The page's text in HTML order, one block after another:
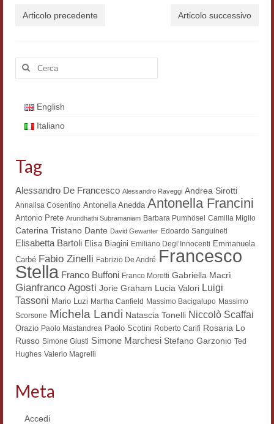
Articolo precedente Articolo successivo
Cerca:
English
Italiano
Tag
Alessandro De Francesco Alessandro Raveggi Andrea Sirotti
Annalisa Cosentino Antonella Anedda Antonella Francini
Antonio Prete Arundhathi Subramaniam Barbara Pumhösel Camilla Miglio
Caterina Tristano Dante David Gewanter Edoardo Sanguineti
Elisabetta Bartoli Elisa Biagini Emiliano Degl’Innocenti Emmanuela
Carbé Fabio Zinelli Fabrizio De André Francesco
Stella Franco Buffoni Franco Moretti Gabriella Macrì
Gianfranco Agosti Jorie Graham Lucia Valori Luigi
Tassoni Mario Luzi Martha Canfield Massimo Bacigalupo Massimo
Scorsone Michela Landi Natascia Tonelli Niccolò Scaffai
Orazio Paolo Mastandrea Paolo Scotini Roberto Carifi Rosaria Lo
Russo Simone Giusti Simone Marchesi Stefano Garzonio Ted
Hughes Valerio Magrelli
Meta
Accedi